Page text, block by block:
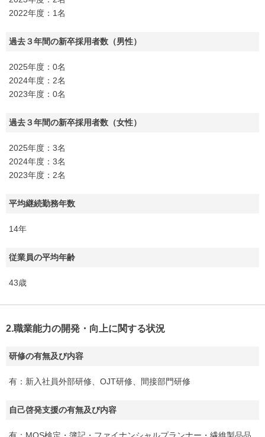
2022年度：1名
過去３年間の新卒採用者数（男性）
2025年度：0名
2024年度：2名
2023年度：0名
過去３年間の新卒採用者数（女性）
2025年度：3名
2024年度：3名
2023年度：2名
平均継続勤務年数
14年
従業員の平均年齢
43歳
2.職業能力の開発・向上に関する状況
研修の有無及び内容
有：新入社員外部研修、OJT研修、間接部門研修
自己啓発支援の有無及び内容